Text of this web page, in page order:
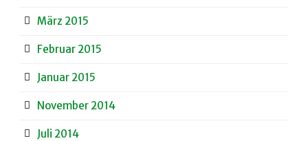
März 2015
Februar 2015
Januar 2015
November 2014
Juli 2014